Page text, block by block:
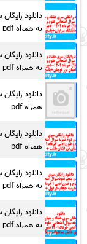
دانلود
به همراه pdf
دانلود
به همراه pdf
دانلود
همراه pdf
دانلود
همراه pdf
دانلود
به همراه pdf
دانلود
به همراه pdf